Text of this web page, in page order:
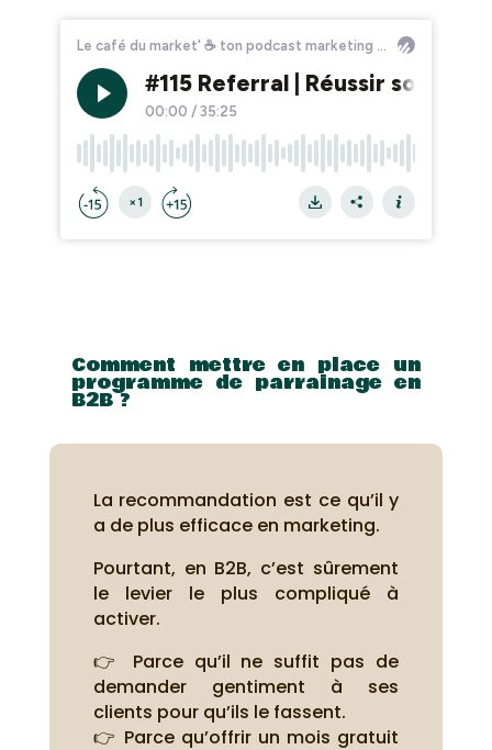
Comment mettre en place un
programme de parrainage en
B2B ?
La recommandation est ce qu’il y
a de plus efficace en marketing.
Pourtant, en B2B, c’est sûrement
le levier le plus compliqué à
activer.
👉 Parce qu’il ne suffit pas de
demander gentiment à ses
clients pour qu’ils le fassent.
👉 Parce qu’offrir un mois gratuit